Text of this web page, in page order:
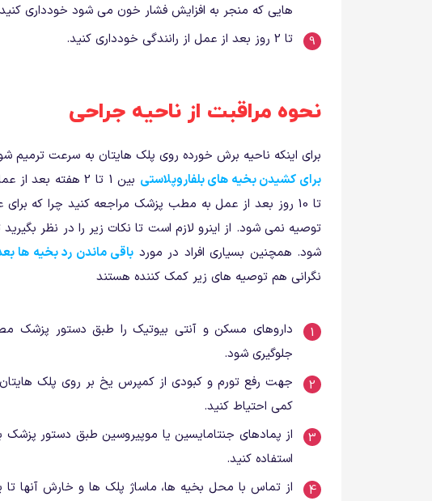
هایی که منجر به افزایش فشار خون می شود خودداری
تا 2 روز بعد از عمل از رانندگی خودداری کنید.
نحوه مراقبت از ناحیه جراحی
برای اینکه ناحیه برش خورده روی پلک هایتان به سرعت
برای کشیدن بخیه های بلفاروپلاستی
تا 10 روز بعد از عمل به مطب پزشک مراجعه کنید چرا که
توصیه نمی شود. از اینرو لازم است تا نکات زیر را در نظر
شود. همچنین بسیاری افراد در مورد باقی ماندن رد بخیه ها
نگرانی هم توصیه های زیر کمک کننده هستند
داروهای مسکن و آنتی بیوتیک را طبق دستور پزشک
جلوگیری شود.
جهت رفع تورم و کبودی از کمپرس یخ بر روی پلک هایتان
کمی احتیاط کنید.
از پمادهای جنتامایسین یا موپیروسین طبق دستور
استفاده کنید.
از تماس با محل بخیه ها، ماساژ پلک ها و خارش آنها